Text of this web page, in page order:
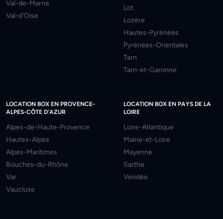
Val-de-Marne
Val-d'Oise
Lot
Lozère
Hautes-Pyrénées
Pyrénées-Orientales
Tarn
Tarn-et-Garonne
LOCATION BOX EN PROVENCE-
ALPES-CÔTE D'AZUR
Alpes-de-Haute-Provence
Hautes-Alpes
Alpes-Maritimes
Bouches-du-Rhône
Var
Vaucluse
LOCATION BOX EN PAYS DE LA
LOIRE
Loire-Atlantique
Maine-et-Loire
Mayenne
Sarthe
Vendée